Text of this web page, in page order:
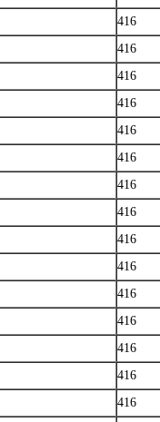
416
416
416
416
416
416
416
416
416
416
416
416
416
416
416